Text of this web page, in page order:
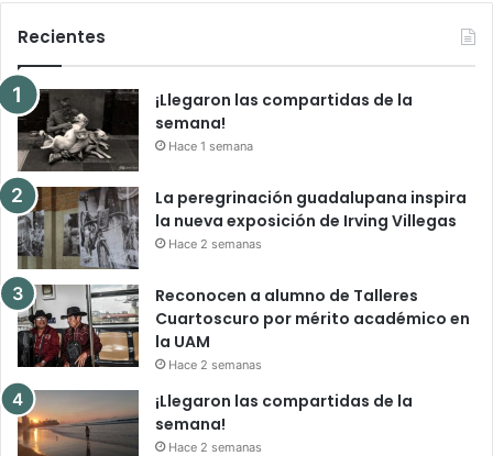
Recientes
¡Llegaron las compartidas de la
semana!
Hace 1 semana
La peregrinación guadalupana inspira
la nueva exposición de Irving Villegas
Hace 2 semanas
Reconocen a alumno de Talleres
Cuartoscuro por mérito académico en
la UAM
Hace 2 semanas
¡Llegaron las compartidas de la
semana!
Hace 2 semanas